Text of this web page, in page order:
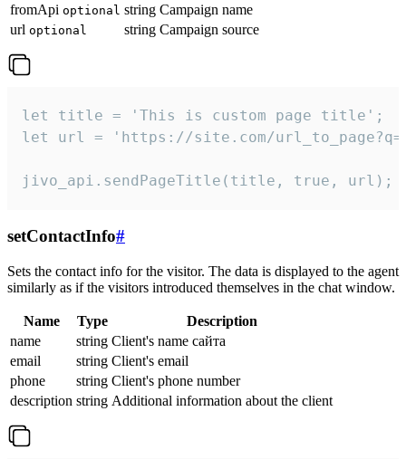
fromApi optional string Campaign name
url optional string Campaign source
let title = 'This is custom page title';
let url = 'https://site.com/
jivo_api.sendPageTitle(title, true, url);
setContactInfo#
Sets the contact info for the visitor. The data is displayed to the agent
similarly as if the visitors introduced themselves in the chat window.
Name Type
Description
name
string Client's name сайта
email
string Client's email
phone
string Client's phone number
description string Additional information about the client